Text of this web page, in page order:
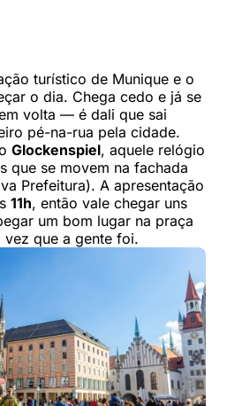
turístico de Munique e o
o dia. Chega cedo e já se
volta — é dali que sai
pé-na-rua pela cidade.
Glockenspiel, aquele relógio
que se movem na fachada
Prefeitura). A apresentação
11h, então vale chegar uns
um bom lugar na praça
que a gente foi.